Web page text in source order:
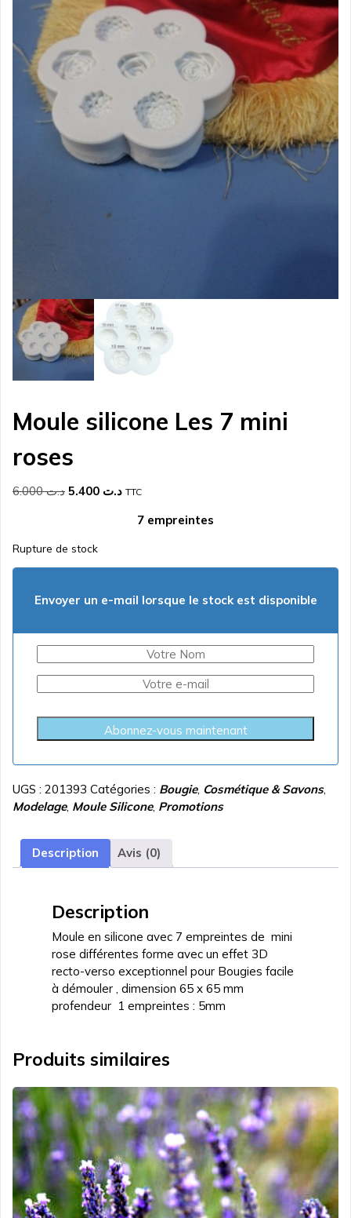
Moule silicone Les 7 mini
roses
د.ت6.000
Le
était :
د.تLe
actuel
TTC
7 empreintes
Rupture de stock
Envoyer un e-mail lorsque le stock est disponible
Abonnez-vous maintenant
UGS : 201393 Catégories : Bougie, Cosmétique & Savons,
Modelage, Moule Silicone, Promotions
Description Avis (0)
Description
Moule en silicone avec 7 empreintes de mini
rose différentes forme avec un effet 3D
recto-verso exceptionnel pour Bougies facile
à démouler , dimension 65 x 65 mm
profendeur 1 empreintes : 5mm
Produits similaires